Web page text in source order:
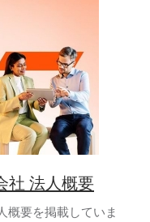
社 法人概要
概要を掲載していま